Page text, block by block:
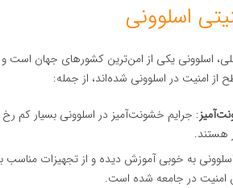
اسلوونی
اسلوونی یکی از امن‌ترین کشورهای جهان است و
امنیت در اسلوونی شده‌اند، از جمله:
: جرایم خشونت‌آمیز در اسلوونی بسیار
هستند.
به خوبی آموزش دیده و از تجهیزات
در جامعه شده است.